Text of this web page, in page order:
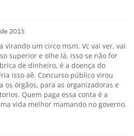
2015
virando um circo msm. Vc vai ver, vai
superior e olhe lá, isso se não for
de dinheiro, é a doença do
isso aê. Concurso público virou
órgãos, para as organizadoras e
Quem paga essa conta é a
vida melhor mamando no governo.